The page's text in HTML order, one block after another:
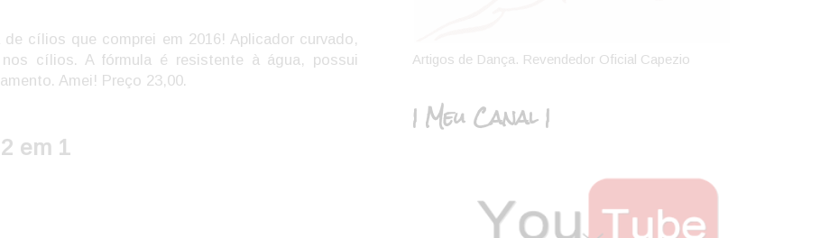
cílios que comprei em 2016! Aplicador curvado,
cílios. A fórmula é resistente à água, possui
Amei! Preço 23,00.
em 1
Artigos de Dança. Revendedor Oficial Capezio
| Meu Canal |